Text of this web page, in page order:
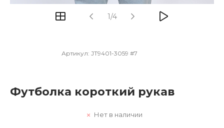
1/4
Артикул: JT9401-3059 #7
Футболка короткий рукав
Нет в наличии